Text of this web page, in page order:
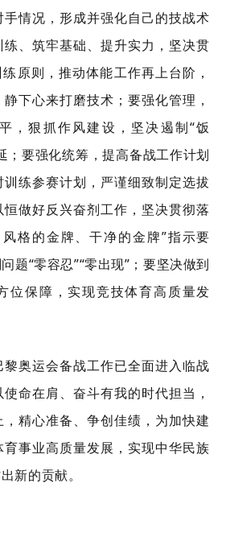
情况，形成并强化自己的技战术
、筑牢基础、提升实力，坚决贯
原则，推动体能工作再上台阶，
下心来打磨技术；要强化管理，
，狠抓作风建设，坚决遏制“饭
；要强化统筹，提高备战工作计划
练参赛计划，严谨细致制定选拔
做好反兴奋剂工作，坚决贯彻落
格的金牌、干净的金牌”指示要
题“零容忍”“零出现”；要坚决做到
位保障，实现竞技体育高质量发
奥运会备战工作已全面进入临战
命在肩、奋斗有我的时代担当，
精心准备、争创佳绩，为加快建
事业高质量发展，实现中华民族
新的贡献。